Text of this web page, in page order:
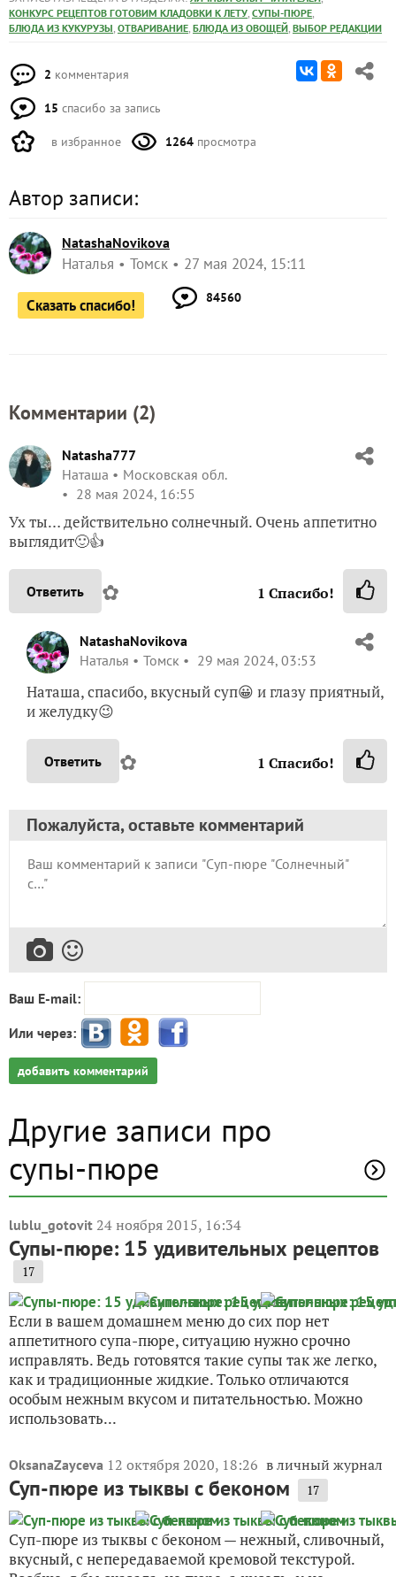
КОНКУРС РЕЦЕПТОВ ГОТОВИМ КЛАДОВКИ К ЛЕТУ, СУПЫ-ПЮРЕ,
БЛЮДА ИЗ КУКУРУЗЫ, ОТВАРИВАНИЕ, БЛЮДА ИЗ ОВОЩЕЙ, ВЫБОР РЕДАКЦИИ
2 комментария
15 спасибо за запись
в избранное 1264 просмотра
Автор записи:
NatashaNovikova
Наталья Томск 27 мая 2024, 15:11
Сказать спасибо! 84560
Комментарии (2)
Natasha777
Наташа
Московская обл.
28 мая 2024, 16:55
Ух ты… действительно солнечный. Очень аппетитно
выглядит🙂👍
Ответить ✿ 1 Спасибо!
NatashaNovikova
Наталья
Томск 29 мая 2024, 03:53
Наташа, спасибо, вкусный суп😀 и глазу приятный,
и желудку😉
Ответить ✿ 1 Спасибо!
Пожалуйста, оставьте комментарий
Ваш E-mail:
Или через:
добавить комментарий
Другие записи про
супы-пюре
lublu_gotovit 24 ноября 2015, 16:34
Супы-пюре: 15 удивительных рецептов
17
Если в вашем домашнем меню до сих пор нет
аппетитного супа-пюре, ситуацию нужно срочно
исправлять. Ведь готовятся такие супы так же легко,
как и традиционные жидкие. Только отличаются
особым нежным вкусом и питательностью. Можно
использовать...
OksanaZayceva 12 октября 2020, 18:26 в личный журнал
Суп-пюре из тыквы с беконом 17
Суп-пюре из тыквы с беконом — нежный, сливочный,
вкусный, с непередаваемой кремовой текстурой.